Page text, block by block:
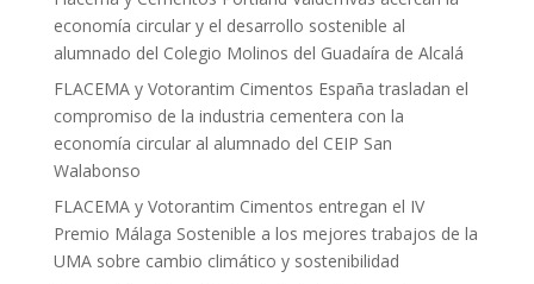
economía circular y el desarrollo sostenible al
alumnado del Colegio Molinos del Guadaíra de Alcalá
FLACEMA y Votorantim Cimentos España trasladan el
compromiso de la industria cementera con la
economía circular al alumnado del CEIP San
Walabonso
FLACEMA y Votorantim Cimentos entregan el IV
Premio Málaga Sostenible a los mejores trabajos de la
UMA sobre cambio climático y sostenibilidad